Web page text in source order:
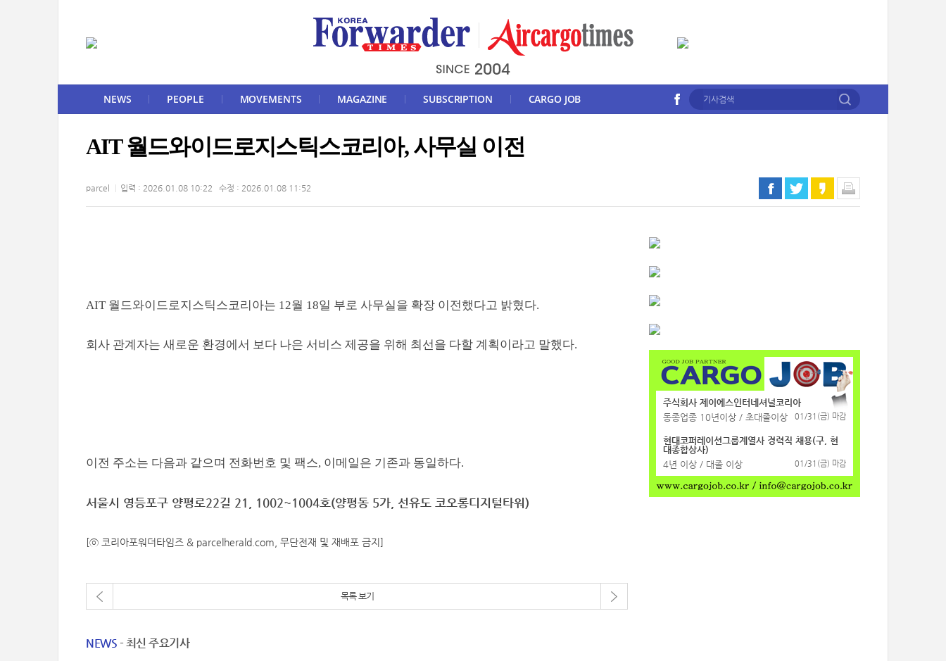
NEWS PEOPLE MOVEMENTS MAGAZINE SUBSCRIPTION CARGO JOB
AIT 월드와이드로지스틱스코리아, 사무실 이전
parcel 입력 : 2026.01.08 10:22 수정 : 2026.01.08 11:52
AIT 월드와이드로지스틱스코리아는 12월 18일 부로 사무실을 확장 이전했다고 밝혔다.
회사 관계자는 새로운 환경에서 보다 나은 서비스 제공을 위해 최선을 다할 계획이라고 말했다.
이전 주소는 다음과 같으며 전화번호 및 팩스, 이메일은 기존과 동일하다.
서울시 영등포구 양평로22길 21, 1002~1004호(양평동 5가, 선유도 코오롱디지털타워)
[ⓒ 코리아포워더타임즈 & parcelherald.com, 무단전재 및 재배포 금지]
목록 보기
NEWS - 최신 주요기사
주식회사 제이에스인터네셔널코리아
동종업종 10년이상 / 초대졸이상
01/31(금) 마감
현대코퍼레이션그룹계열사 경력직 채용(구, 현
대종합상사)
4년 이상 / 대졸 이상
01/31(금) 마감